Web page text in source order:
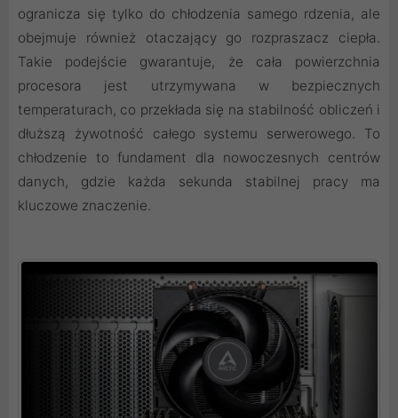
ogranicza się tylko do chłodzenia samego rdzenia, ale
obejmuje również otaczający go rozpraszacz ciepła.
Takie podejście gwarantuje, że cała powierzchnia
procesora jest utrzymywana w bezpiecznych
temperaturach, co przekłada się na stabilność obliczeń i
dłuższą żywotność całego systemu serwerowego. To
chłodzenie to fundament dla nowoczesnych centrów
danych, gdzie każda sekunda stabilnej pracy ma
kluczowe znaczenie.